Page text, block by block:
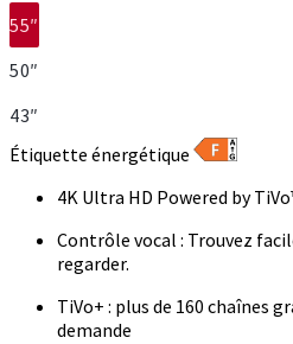
55″
50″
43″
Étiquette énergétique
4K Ultra HD Powered by
Contrôle vocal : Trouvez
regarder.
TiVo+ : plus de 160 chaînes
demande